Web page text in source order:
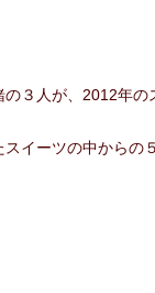
３人が、2012年の
イーツの中からの